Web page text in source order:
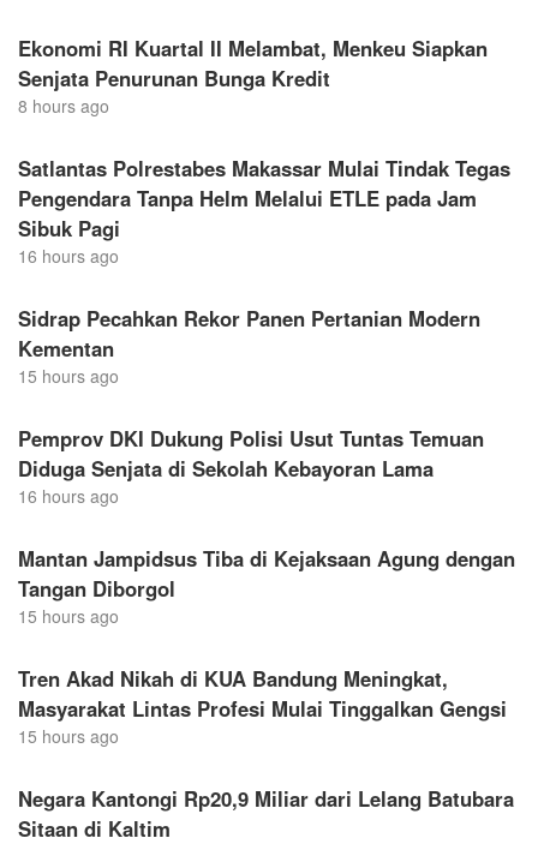
Ekonomi RI Kuartal II Melambat, Menkeu Siapkan
Senjata Penurunan Bunga Kredit
8 hours ago
Satlantas Polrestabes Makassar Mulai Tindak Tegas
Pengendara Tanpa Helm Melalui ETLE pada Jam
Sibuk Pagi
16 hours ago
Sidrap Pecahkan Rekor Panen Pertanian Modern
Kementan
15 hours ago
Pemprov DKI Dukung Polisi Usut Tuntas Temuan
Diduga Senjata di Sekolah Kebayoran Lama
16 hours ago
Mantan Jampidsus Tiba di Kejaksaan Agung dengan
Tangan Diborgol
15 hours ago
Tren Akad Nikah di KUA Bandung Meningkat,
Masyarakat Lintas Profesi Mulai Tinggalkan Gengsi
15 hours ago
Negara Kantongi Rp20,9 Miliar dari Lelang Batubara
Sitaan di Kaltim